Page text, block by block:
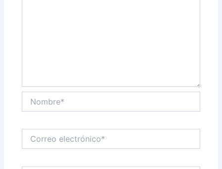
electrónico*